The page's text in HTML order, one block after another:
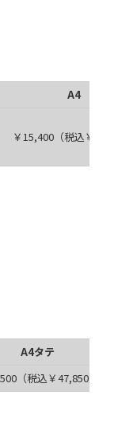
A4
￥15,400（税込￥16,940）
A4タテ
（税込￥47,850）